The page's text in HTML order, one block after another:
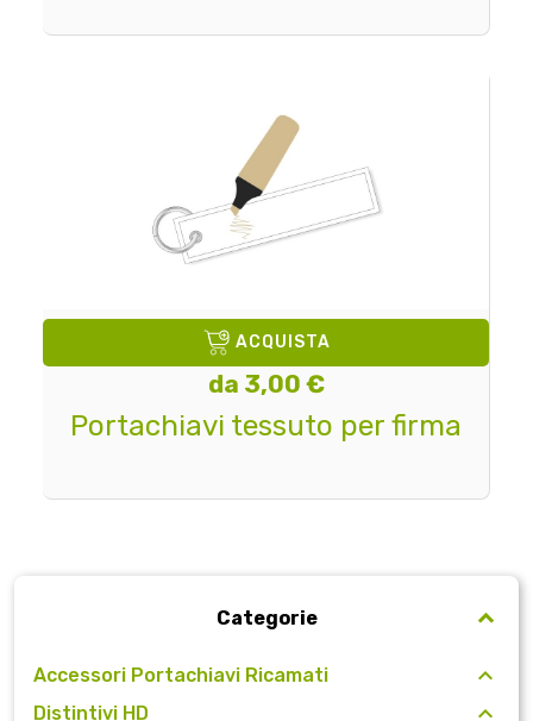
Categorie
Accessori Portachiavi Ricamati
Distintivi HD
ACQUISTA
da 3,00 €
Portachiavi tessuto per firma